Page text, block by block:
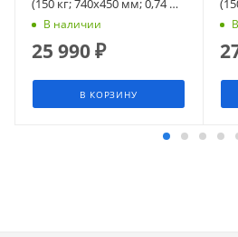
(150 кг; 740x450 мм; 0,74 м)
СМАРТЛИФТ (SMARTLIFT)
В наличии
25 990₽
В КОРЗИНУ